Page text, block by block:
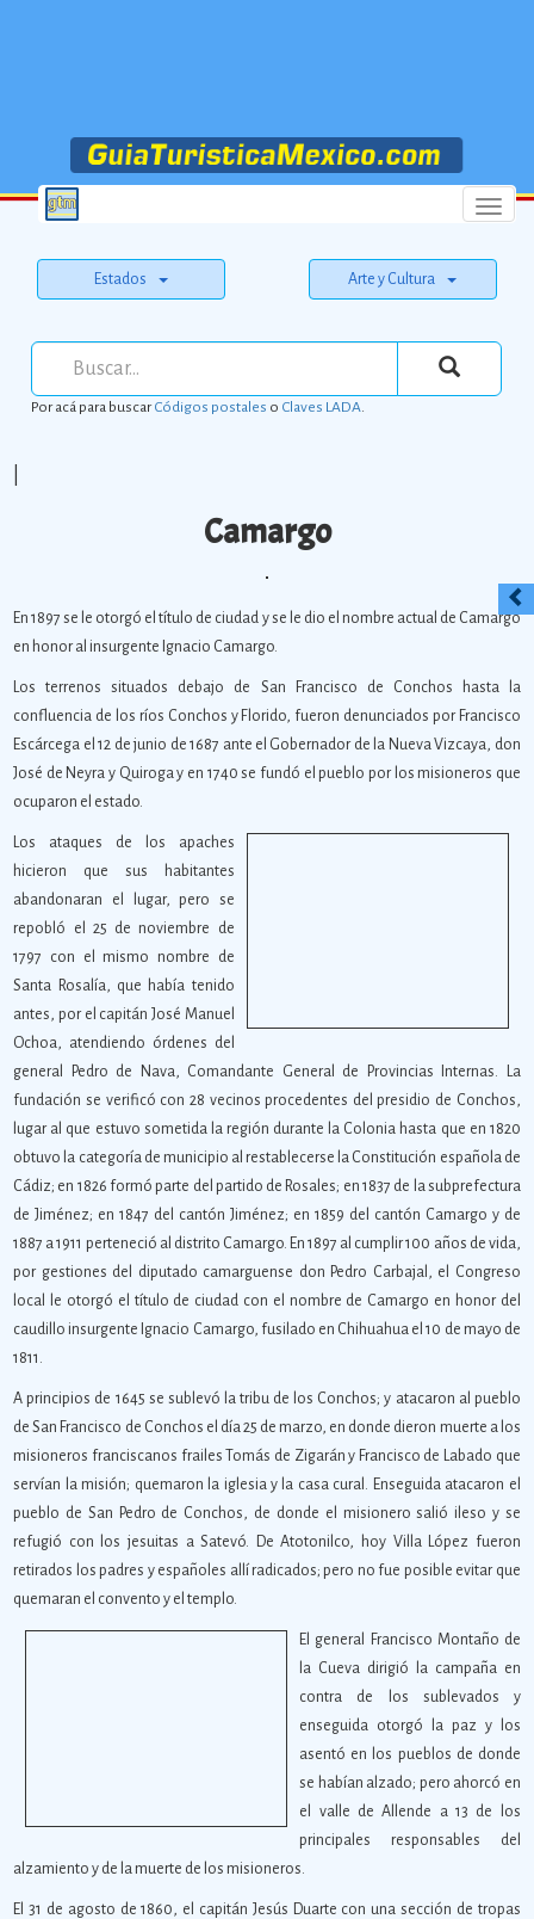
Menu
Estados Arte y Cultura
Por acá para buscarCódigos postales o Claves LADA.
Camargo
En 1897 se le otorgó el título de ciudad y se le dio el nombre actual de Camargo
en honor al insurgente Ignacio Camargo.
Los terrenos situados debajo de San Francisco de Conchos hasta la
confluencia de los ríos Conchos y Florido, fueron denunciados por Francisco
Escárcega el 12 de junio de 1687 ante el Gobernador de la Nueva Vizcaya, don
José de Neyra y Quiroga y en 1740 se fundó el pueblo por los misioneros que
ocuparon el estado.
Los ataques de los apaches
hicieron que sus habitantes
abandonaran el lugar, pero se
repobló el 25 de noviembre de
1797 con el mismo nombre de
Santa Rosalía, que había tenido
antes, por el capitán José Manuel
Ochoa, atendiendo órdenes del
general Pedro de Nava, Comandante General de Provincias Internas. La
fundación se verificó con 28 vecinos procedentes del presidio de Conchos,
lugar al que estuvo sometida la región durante la Colonia hasta que en 1820
obtuvo la categoría de municipio al restablecerse la Constitución española de
Cádiz; en 1826 formó parte del partido de Rosales; en 1837 de la subprefectura
de Jiménez; en 1847 del cantón Jiménez; en 1859 del cantón Camargo y de
1887 a 1911 perteneció al distrito Camargo. En 1897 al cumplir 100 años de vida,
por gestiones del diputado camarguense don Pedro Carbajal, el Congreso
local le otorgó el título de ciudad con el nombre de Camargo en honor del
caudillo insurgente Ignacio Camargo, fusilado en Chihuahua el 10 de mayo de
1811.
A principios de 1645 se sublevó la tribu de los Conchos; y atacaron al pueblo
de San Francisco de Conchos el día 25 de marzo, en donde dieron muerte a los
misioneros franciscanos frailes Tomás de Zigarán y Francisco de Labado que
servían la misión; quemaron la iglesia y la casa cural. Enseguida atacaron el
pueblo de San Pedro de Conchos, de donde el misionero salió ileso y se
refugió con los jesuitas a Satevó. De Atotonilco, hoy Villa López fueron
retirados los padres y españoles allí radicados; pero no fue posible evitar que
quemaran el convento y el templo.
El general Francisco Montaño de
la Cueva dirigió la campaña en
contra de los sublevados y
enseguida otorgó la paz y los
asentó en los pueblos de donde
se habían alzado; pero ahorcó en
el valle de Allende a 13 de los
principales responsables del
alzamiento y de la muerte de los misioneros.
El 31 de agosto de 1860, el capitán Jesús Duarte con una sección de tropas